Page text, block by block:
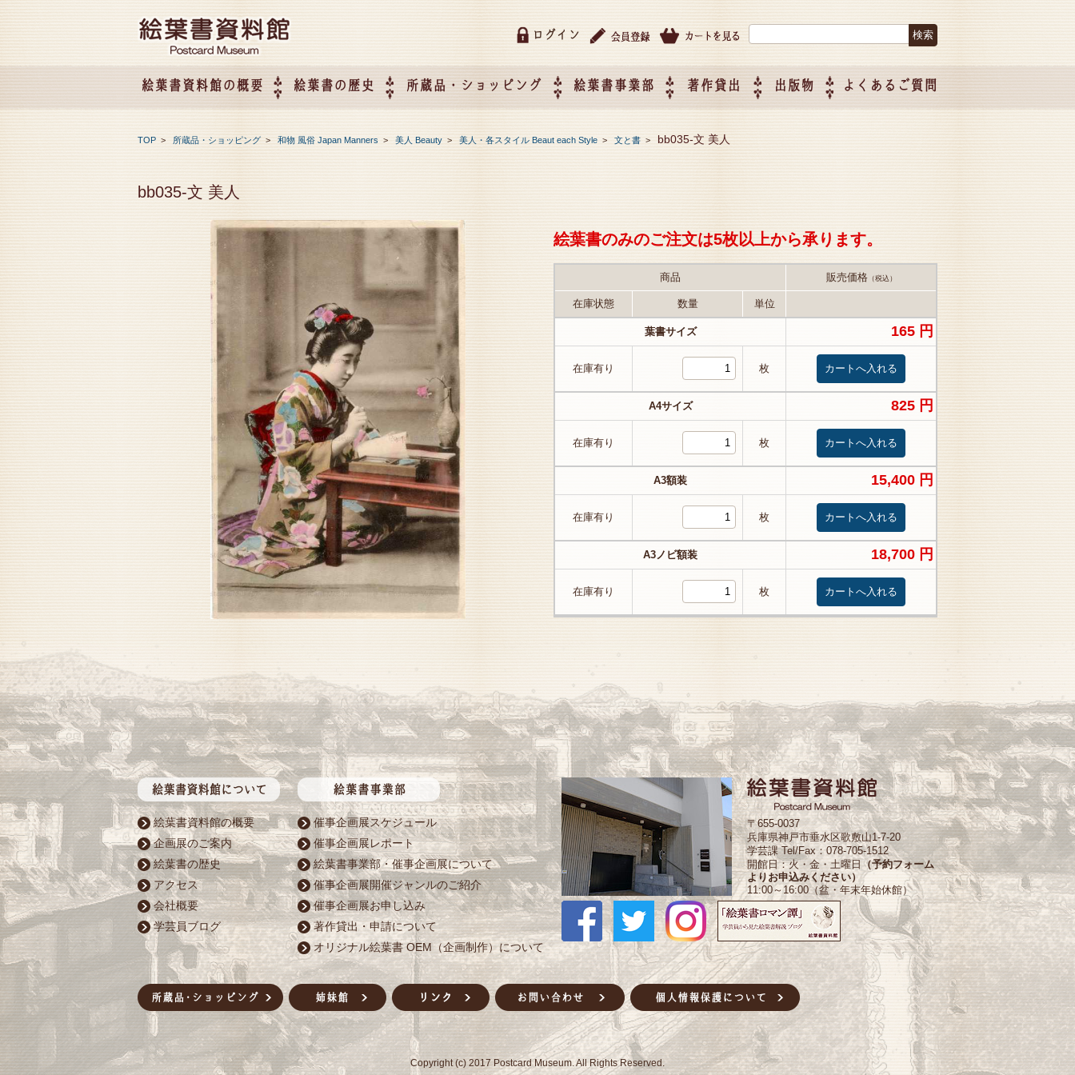
ログイン
絵葉書資料館の概要 絵葉書の歴史 所蔵品・ショッピング 絵葉書事業部
て
作）について
著作貸出 出版物 よくあるご質問
TOP > 所蔵品・ショッピング > 和物 風俗 Japan Manners > 美人 Beauty > 美人・各スタイル Beaut each Style > 文と書 > bb035-文 美人
bb035-文 美人
絵葉書のみのご注文は5枚以上から承ります。
商品 販売価格（税込）
在庫状態 数量 単位
葉書サイズ 165 円
在庫有り 枚
A4サイズ 825 円
在庫有り 枚
A3額装 15,400 円
在庫有り 枚
A3ノビ額装 18,700 円
在庫有り 枚
絵葉書資料館の概要
企画展のご案内
絵葉書の歴史
アクセス
会社概要
学芸員ブログ
催事企画展スケジュール
催事企画展レポート
絵葉書事業部・催事企画展について
催事企画展開催ジャンルのご紹介
催事企画展お申し込み
著作貸出・申請について
オリジナル絵葉書 OEM（企画制作）について
〒655-0037
兵庫県神戸市垂水区歌敷山1-7-20
学芸課 Tel/Fax：078-705-1512
開館日：火・金・土曜日 （予約フォーム
よりお申込みください）
11:00～16:00（盆・年末年始休館）
Copyright (c) 2017 Postcard Museum. All Rights Reserved.